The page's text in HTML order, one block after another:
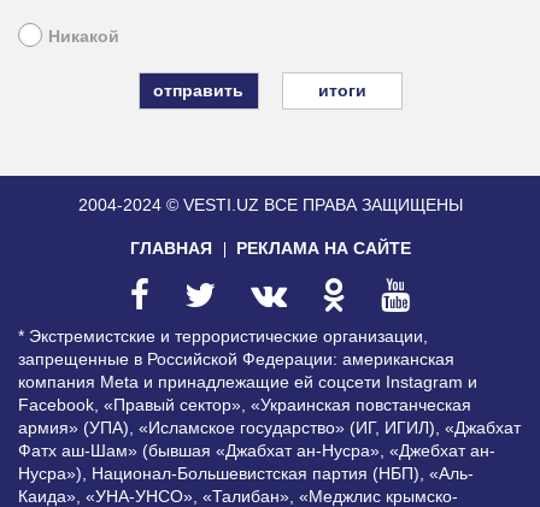
Никакой
итоги
2004-2024 © VESTI.UZ ВСЕ ПРАВА ЗАЩИЩЕНЫ
ГЛАВНАЯ РЕКЛАМА НА САЙТЕ
* Экстремистские и террористические организации,
запрещенные в Российской Федерации: американская
компания Meta и принадлежащие ей соцсети Instagram и
Facebook, «Правый сектор», «Украинская повстанческая
армия» (УПА), «Исламское государство» (ИГ, ИГИЛ), «Джабхат
Фатх аш-Шам» (бывшая «Джабхат ан-Нусра», «Джебхат ан-
Нусра»), Национал-Большевистская партия (НБП), «Аль-
Каида», «УНА-УНСО», «Талибан», «Меджлис крымско-